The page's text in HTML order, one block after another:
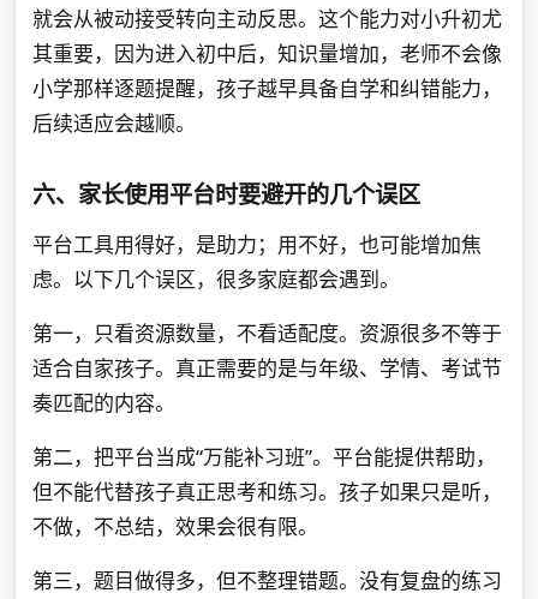
就会从被动接受转向主动反思。这个能力对小升初尤
其重要，因为进入初中后，知识量增加，老师不会像
小学那样逐题提醒，孩子越早具备自学和纠错能力，
后续适应会越顺。
六、家长使用平台时要避开的几个误区
平台工具用得好，是助力；用不好，也可能增加焦
虑。以下几个误区，很多家庭都会遇到。
第一，只看资源数量，不看适配度。资源很多不等于
适合自家孩子。真正需要的是与年级、学情、考试节
奏匹配的内容。
第二，把平台当成“万能补习班”。平台能提供帮助，
但不能代替孩子真正思考和练习。孩子如果只是听，
不做，不总结，效果会很有限。
第三，题目做得多，但不整理错题。没有复盘的练习